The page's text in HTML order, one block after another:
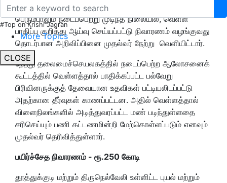
#Top on Krishi Jagran
More Topics
CLOSE
மிகக் கடுமையாக பாதிக்கப்பட்டன. மீட்பு பணிகள்
பெரும்பாலும் நடைப்பெற்று முடிந்த நிலையில், வெள்ள
பாதிப்பு குறித்து ஆய்வு செய்யப்பட்டு நிவாரணம் வழங்குவது
தொடர்பான அறிவிப்பினை முதல்வர் நேற்று வெளியிட்டார்.
நேற்று தலைமைச்செயலகத்தில் நடைப்பெற்ற ஆலோசனைக்
கூட்டத்தில் வெள்ளத்தால் பாதிக்கப்பட்ட பல்வேறு
பிரிவினருக்குத் தேவையான உதவிகள் பட்டியலிடப்பட்டு
அதற்கான தீர்வுகள் காணப்பட்டன. அதில் வெள்ளத்தால்
விளைநிலங்களில் அடித்துவரப்பட்ட மண் படிந்துள்ளதை
சரிசெய்யும் பணி கட்டணமின்றி மேற்கொள்ளப்படும் எனவும்
முதல்வர் தெரிவித்துள்ளார்.
பயிர்ச்சேத நிவாரணம் - ரூ.250 கோடி
தூத்துக்குடி மற்றும் திருநெல்வேலி உள்ளிட்ட புயல் மற்றும்